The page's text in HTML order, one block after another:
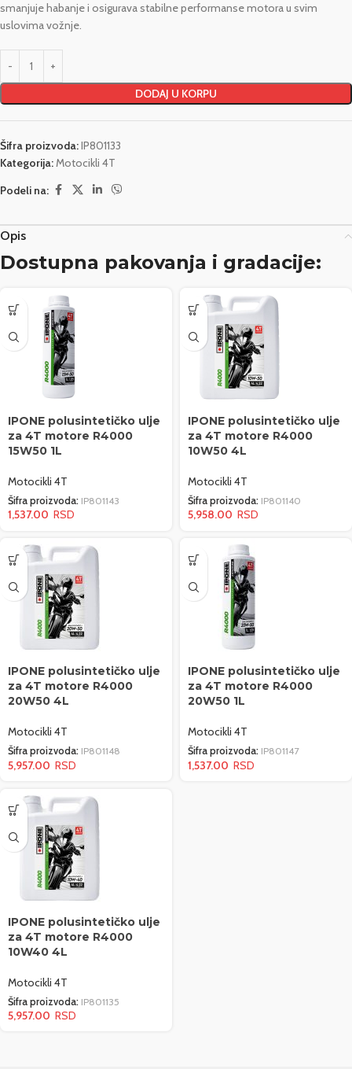
smanjuje habanje i osigurava stabilne performanse motora u svim
uslovima vožnje.
DODAJ U KORPU
Šifra proizvoda:IP801133
Kategorija:Motocikli 4T
Podeli na:
Opis
Dostupna pakovanja i gradacije:
IPONE polusintetičko ulje
za 4T motore R4000
15W50 1L
Motocikli 4T
Šifra proizvoda: IP801143
1,537.00
IPONE polusintetičko ulje
za 4T motore R4000
10W50 4L
Motocikli 4T
Šifra proizvoda: IP801140
5,958.00
IPONE polusintetičko ulje
za 4T motore R4000
20W50 4L
Motocikli 4T
Šifra proizvoda: IP801148
5,957.00
IPONE polusintetičko ulje
za 4T motore R4000
20W50 1L
Motocikli 4T
Šifra proizvoda: IP801147
1,537.00
IPONE polusintetičko ulje
za 4T motore R4000
10W40 4L
Motocikli 4T
Šifra proizvoda: IP801135
5,957.00